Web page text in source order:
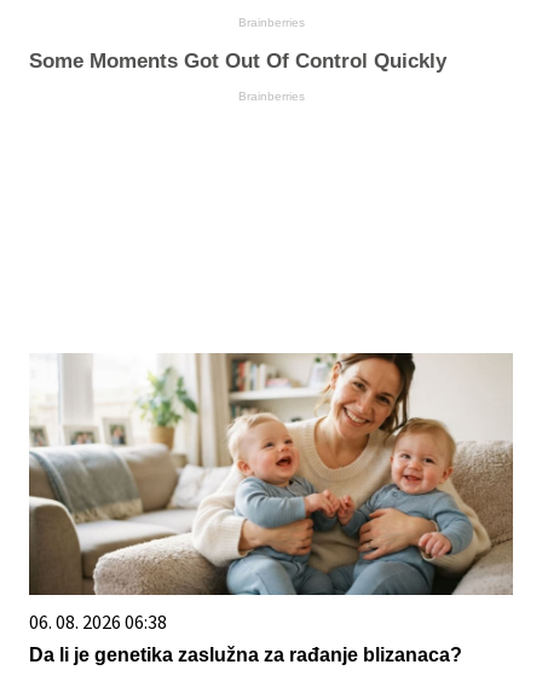
Brainberries
Some Moments Got Out Of Control Quickly
Brainberries
06. 08. 2026 06:38
Da li je genetika zaslužna za rađanje blizanaca?